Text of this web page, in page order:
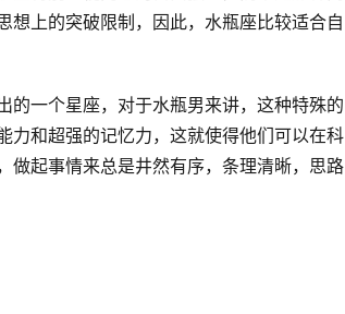
想上的突破限制，因此，水瓶座比较适合自
一个星座，对于水瓶男来讲，这种特殊的
力和超强的记忆力，这就使得他们可以在科
做起事情来总是井然有序，条理清晰，思路